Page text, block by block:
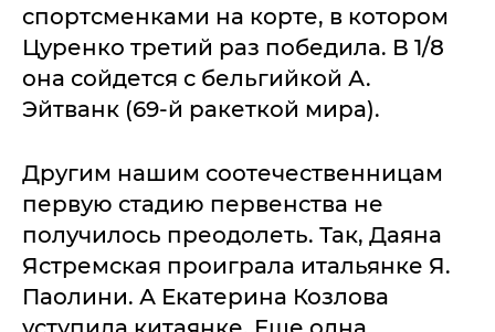
спортсменками на корте, в котором
Цуренко третий раз победила. В 1/8
она сойдется с бельгийкой А.
Эйтванк (69-й ракеткой мира).
Другим нашим соотечественницам
первую стадию первенства не
получилось преодолеть. Так, Даяна
Ястремская проиграла итальянке Я.
Паолини. А Екатерина Козлова